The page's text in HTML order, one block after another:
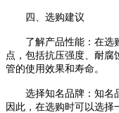
四、选购建议
了解产品性能：在选购
点，包括抗压强度、耐
管的使用效果和寿命。
选择知名品牌：知名品
因此，在选购时可以选择